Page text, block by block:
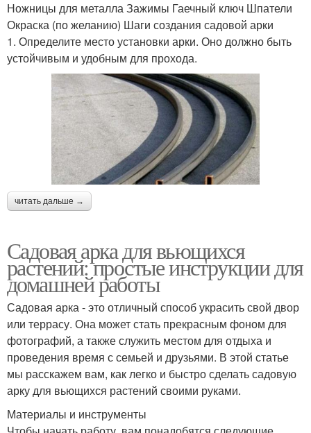
Ножницы для металла Зажимы Гаечный ключ Шпатели
Окраска (по желанию) Шаги создания садовой арки
1. Определите место установки арки. Оно должно быть
устойчивым и удобным для прохода.
читать дальше →
Садовая арка для вьющихся
растений: простые инструкции для
домашней работы
Садовая арка - это отличный способ украсить свой двор
или террасу. Она может стать прекрасным фоном для
фотографий, а также служить местом для отдыха и
проведения время с семьей и друзьями. В этой статье
мы расскажем вам, как легко и быстро сделать садовую
арку для вьющихся растений своими руками.
Материалы и инструменты